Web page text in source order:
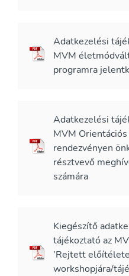
Adatkezelési
MVM
programra
Adatkezelési
MVM
rendezvényen
résztvevő
számára
Kiegészítő
tájékoztató az
’Rejtett
workshopjára/